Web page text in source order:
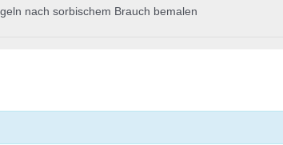
nach sorbischem Brauch bemalen